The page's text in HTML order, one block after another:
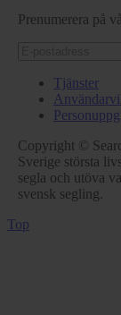
Prenumerera på
Tjänster
Copyright ©
Sverige största
segla och utöva
svensk segling.
Top